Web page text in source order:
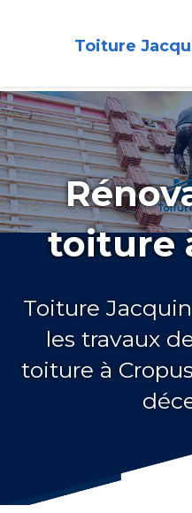
Toiture
toiture
Toiture
les travaux
toiture à